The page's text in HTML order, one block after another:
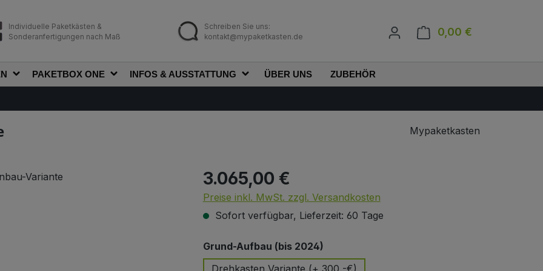
Individuelle Paketkästen &
Sonderanfertigungen nach Maß
Schreiben Sie uns:
kontakt@mypaketkasten.de
0,00 €
PAKETBOX ONE INFOS & AUSSTATTUNG ÜBER UNS ZUBEHÖR
Mypaketkasten
Regulärer Preis:
3.065,00 €
Preise inkl. MwSt. zzgl. Versandkosten
Sofort verfügbar, Lieferzeit: 60 Tage
Grund-Aufbau (bis 2024)auswählen